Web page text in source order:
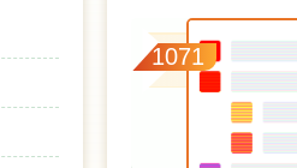
1071